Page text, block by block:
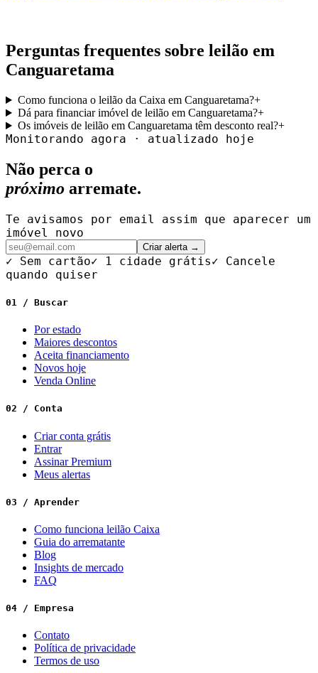
Perguntas frequentes sobre leilão em
Canguaretama
Como funciona o leilão da Caixa em Canguaretama?+
Dá para financiar imóvel de leilão em Canguaretama?+
Os imóveis de leilão em Canguaretama têm desconto real?+
Monitorando agora · atualizado hoje
Não perca o
próximo arremate.
Te avisamos por email assim que aparecer um
imóvel novo
Criar alerta →
✓ Sem cartão✓ 1 cidade grátis✓ Cancele
quando quiser
01 / Buscar
Por estado
Maiores descontos
Aceita financiamento
Novos hoje
Venda Online
02 / Conta
Criar conta grátis
Entrar
Assinar Premium
Meus alertas
03 / Aprender
Como funciona leilão Caixa
Guia do arrematante
Blog
Insights de mercado
FAQ
04 / Empresa
Contato
Política de privacidade
Termos de uso